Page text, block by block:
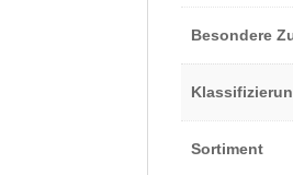
Besondere
Sortiment